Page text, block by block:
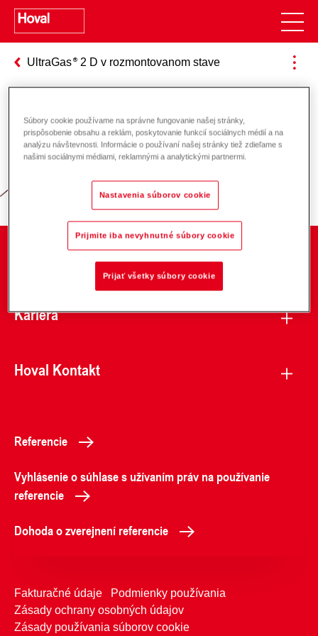
UltraGas 2 D v rozmontovanom stave
Zodpovednosť za energiu a životné
prostredie
O spoločnosti
Kariéra
Hoval Kontakt
Referencie
Vyhlásenie o súhlase s užívaním práv na používanie
referencie
Dohoda o zverejnení referencie
Fakturačné údaje
Podmienky používania
Zásady ochrany osobných údajov
Zásady používania súborov cookie
Súbory cookie používame na správne fungovanie našej stránky,
prispôsobenie obsahu a reklám, poskytovanie funkcií sociálnych médií a na
analýzu návštevnosti. Informácie o používaní našej stránky tiež zdieľame s
našimi sociálnymi médiami, reklamnými a analytickými partnermi.
Nastavenia súborov cookie
Prijmite iba nevyhnutné súbory cookie
Prijať všetky súbory cookie